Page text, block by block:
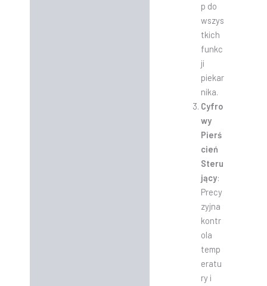
p do
wszys
tkich
funkc
ji
piekar
nika.
Cyfro
wy
Pierś
cień
Steru
jący:
Precy
zyjna
kontr
ola
temp
eratu
ry i